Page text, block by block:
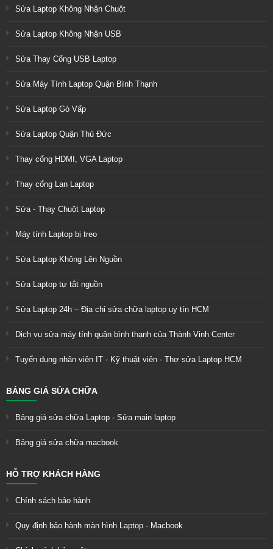
Sửa Laptop Không Nhận Chuột
Sửa Laptop Không Nhận USB
Sửa Thay Cổng USB Laptop
Sửa Máy Tính Laptop Quận Bình Thạnh
Sửa Laptop Gò Vấp
Sửa Laptop Quận Thủ Đức
Thay cổng HDMI, VGA Laptop
Thay cổng Lan Laptop
Sửa - Thay Chuột Laptop
Máy tính Laptop bị treo
Sửa Laptop Không Lên Nguồn
Sửa Laptop tự tắt nguồn
Sửa Laptop 24h – Địa chỉ sửa chữa laptop uy tín HCM
Dịch vụ sửa máy tính quận bình thạnh của Thành Vinh Center
Tuyển dụng nhân viên IT - Kỹ thuật viên - Thợ sửa Laptop HCM
BẢNG GIÁ SỬA CHỮA
Bảng giá sửa chữa Laptop - Sửa main laptop
Bảng giá sửa chữa macbook
HỖ TRỢ KHÁCH HÀNG
Chính sách bảo hành
Quy định bảo hành màn hình Laptop - Macbook